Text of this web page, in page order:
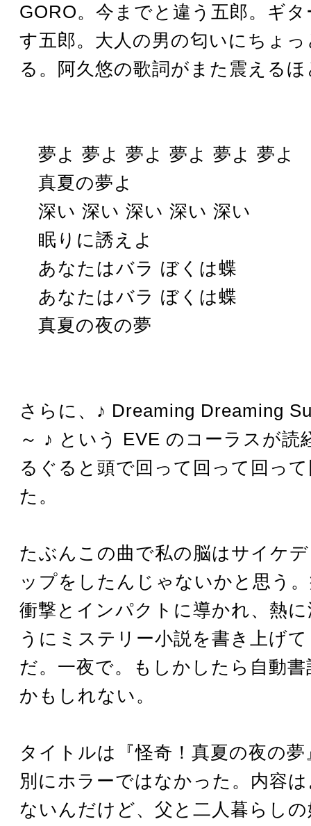
GORO。今までと違う五郎。ギ
す五郎。大人の男の匂いにちょ
る。阿久悠の歌詞がまた震える
夢よ 夢よ 夢よ 夢よ 夢よ 夢よ
真夏の夢よ
深い 深い 深い 深い 深い
眠りに誘えよ
あなたはバラ ぼくは蝶
あなたはバラ ぼくは蝶
真夏の夜の夢
さらに、♪ Dreaming Dreaming
～ ♪ という EVE のコーラスが読
るぐると頭で回って回って回っ
た。
たぶんこの曲で私の脳はサイケ
ップをしたんじゃないかと思う
衝撃とインパクトに導かれ、熱
うにミステリー小説を書き上げ
だ。一夜で。もしかしたら自動
かもしれない。
タイトルは『怪奇！真夏の夜の夢
別にホラーではなかった。内容
ないんだけど、父と二人暮らし